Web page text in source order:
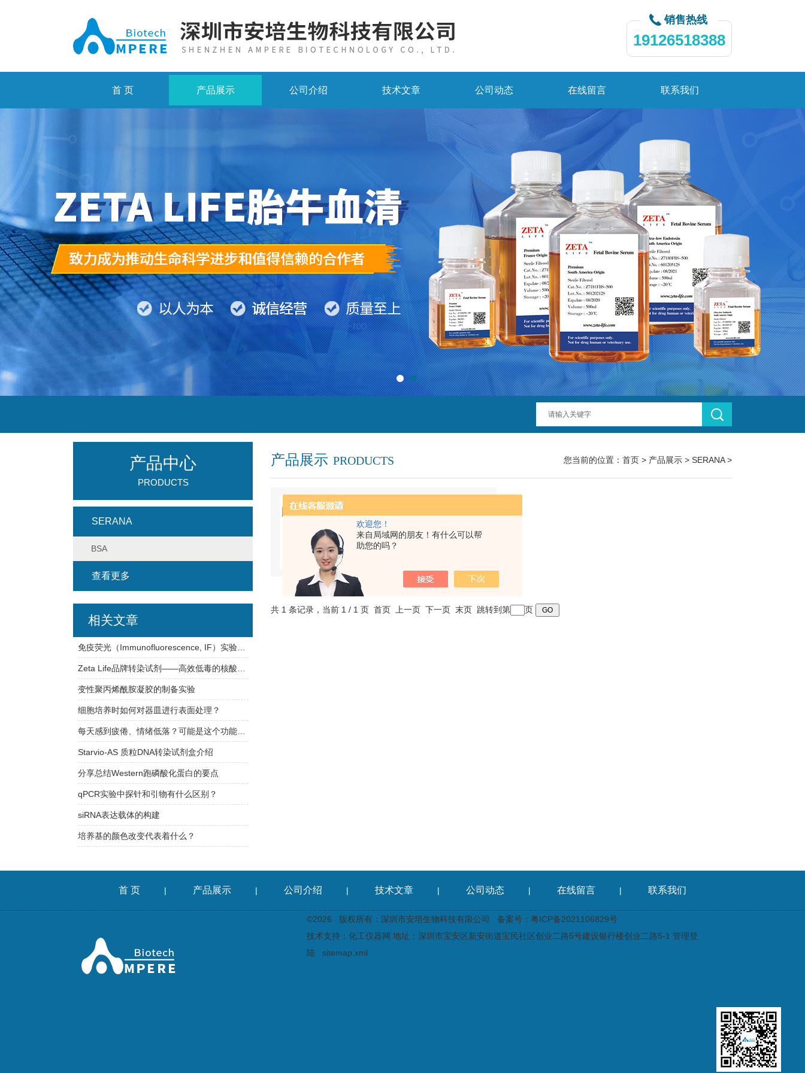
欢迎您！
来自局域网的朋友！有什么可以帮
助您的吗？
销售热线
19126518388
首 页 产品展示 公司介绍 技术文章 公司动态 在线留言 联系我们
产品展示 PRODUCTS 您当前的位置： 首页 > 产品展示 > SERANA>
型号：
厂商性质：代理商
更新时间：
共 1 条记录，当前 1 / 1 页 首页 上一页 下一页 末页 跳转到第 页
产品中心
PRODUCTS
SERANA
BSA
查看更多
相关文章
免疫荧光（Immunofluorescence, IF）实验方法
变性聚丙烯酰胺凝胶的制备实验
细胞培养时如何对器皿进行表面处理？
每天感到疲倦、情绪低落？可能是这个功能在减退
Starvio-AS 质粒DNA转染试剂盒介绍
分享总结Western跑磷酸化蛋白的要点
qPCR实验中探针和引物有什么区别？
siRNA表达载体的构建
培养基的颜色改变代表着什么？
首 页 | 产品展示 | 公司介绍 | 技术文章 | 公司动态 | 在线留言 | 联系我们
©2026 版权所有：深圳市安培生物科技有限公司 备案号：粤ICP备2021106829号
技术支持： 化工仪器网 地址：深圳市宝安区新安街道宝民社区创业二路5号建设银行楼创业二路5-1 管理登
陆
sitemap.xml